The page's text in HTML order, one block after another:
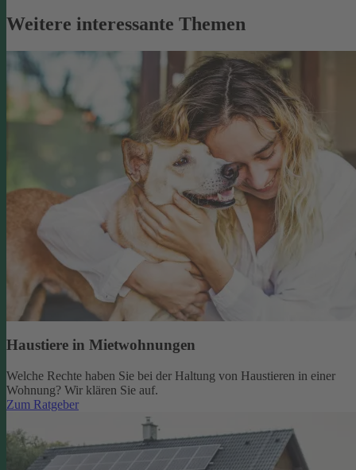
Weitere interessante Themen
Haustiere in Mietwohnungen
Welche Rechte haben Sie bei der Haltung von Haustieren in einer
Wohnung? Wir klären Sie auf.
Zum Ratgeber